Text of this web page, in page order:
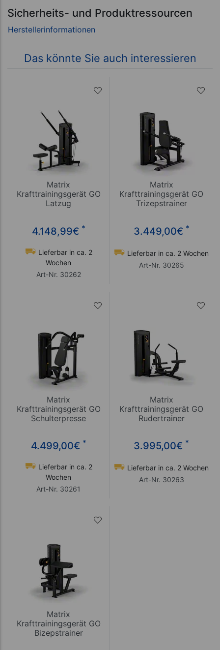
Sicherheits- und Produktressourcen
Das könnte Sie auch interessieren
Matrix
Krafttrainingsgerät GO
Latzug
4.148,99€ *
Lieferbar in ca. 2
Wochen
Art-Nr. 30262
Matrix
Krafttrainingsgerät GO
Trizepstrainer
3.449,00€ *
Lieferbar in ca. 2 Wochen
Art-Nr. 30265
Matrix
Krafttrainingsgerät GO
Schulterpresse
4.499,00€ *
Lieferbar in ca. 2
Wochen
Art-Nr. 30261
Matrix
Krafttrainingsgerät GO
Rudertrainer
3.995,00€ *
Lieferbar in ca. 2 Wochen
Art-Nr. 30263
Matrix
Krafttrainingsgerät GO
Bizepstrainer